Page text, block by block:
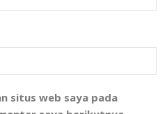
situs web saya pada